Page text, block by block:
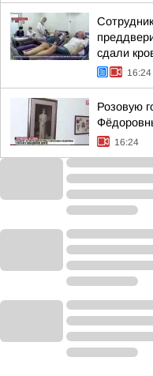
сдали
16:24
Розовую
16:24